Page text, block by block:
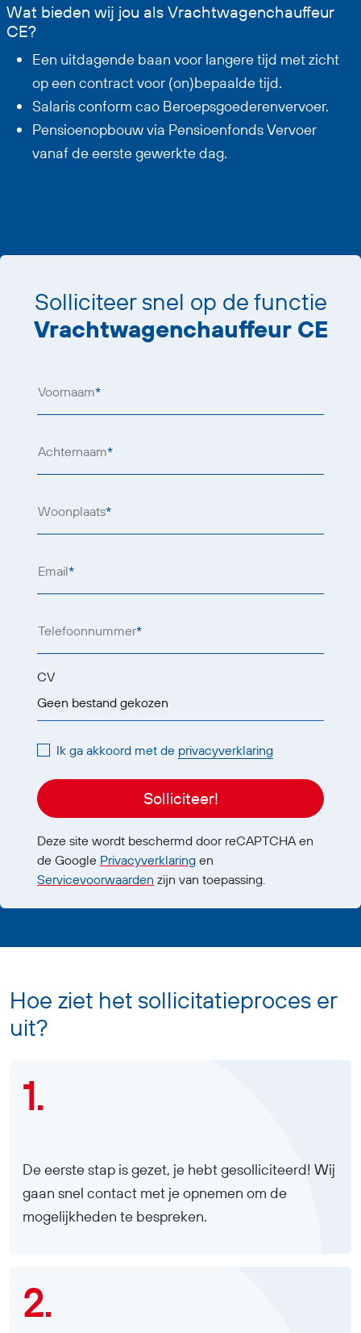
Wat bieden wij jou als Vrachtwagenchauffeur
CE?
Een uitdagende baan voor langere tijd met zicht
op een contract voor (on)bepaalde tijd.
Salaris conform cao Beroepsgoederenvervoer.
Pensioenopbouw via Pensioenfonds Vervoer
vanaf de eerste gewerkte dag.
Solliciteer snel op de functie
Vrachtwagenchauffeur CE
Voornaam*
Achternaam*
Woonplaats*
Email*
Telefoonnummer*
CV
Geen bestand gekozen
Ik ga akkoord met de privacyverklaring
Solliciteer!
Deze site wordt beschermd door reCAPTCHA en
de Google Privacyverklaring en
Servicevoorwaarden zijn van toepassing.
Hoe ziet het sollicitatieproces er
uit?
1.
De eerste stap is gezet, je hebt gesolliciteerd! Wij
gaan snel contact met je opnemen om de
mogelijkheden te bespreken.
2.